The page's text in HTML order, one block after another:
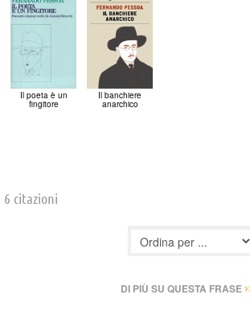
Il poeta è un
fingitore
Il banchiere
anarchico
6 citazioni
DI PIÙ SU QUESTA FRASE